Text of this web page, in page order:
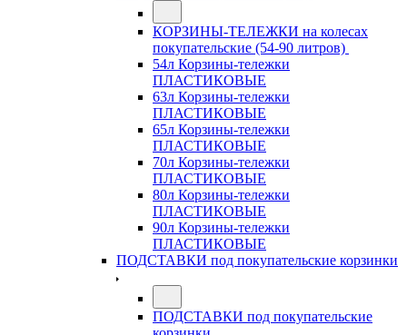
КОРЗИНЫ-ТЕЛЕЖКИ на колесах
покупательские (54-90 литров)
54л Корзины-тележки
ПЛАСТИКОВЫЕ
63л Корзины-тележки
ПЛАСТИКОВЫЕ
65л Корзины-тележки
ПЛАСТИКОВЫЕ
70л Корзины-тележки
ПЛАСТИКОВЫЕ
80л Корзины-тележки
ПЛАСТИКОВЫЕ
90л Корзины-тележки
ПЛАСТИКОВЫЕ
ПОДСТАВКИ под покупательские корзинки
ПОДСТАВКИ под покупательские